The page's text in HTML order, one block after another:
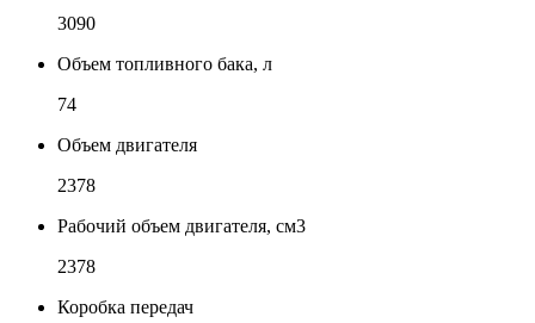
3090
Объем топливного бака, л
74
Объем двигателя
2378
Рабочий объем двигателя, см3
2378
Коробка передач